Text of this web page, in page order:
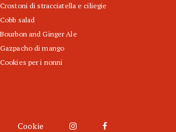
Crostoni di stracciatella e ciliegie
Cobb salad
Bourbon and Ginger Ale
Gazpacho di mango
Cookies per i nonni
Cookie